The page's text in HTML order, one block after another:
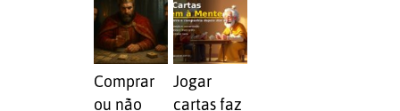
Comprar
ou não
Jogar
cartas faz